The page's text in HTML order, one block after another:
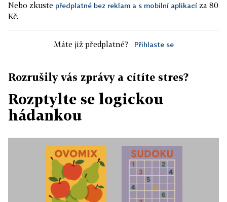
Nebo zkuste předplatné bez reklam a s mobilní aplikací za 80
Kč.
Máte již předplatné? Přihlaste se
Rozrušily vás zprávy a cítíte stres?
Rozptylte se logickou
hádankou